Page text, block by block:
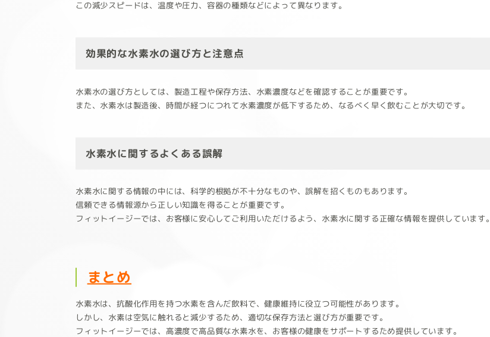
この減少スピードは、温度や圧力、容器の種類などによって異なります。
効果的な水素水の選び方と注意点
水素水の選び方としては、製造工程や保存方法、水素濃度などを確認することが重要です。
また、水素水は製造後、時間が経つにつれて水素濃度が低下するため、なるべく早く飲むことが大切です。
水素水に関するよくある誤解
水素水に関する情報の中には、科学的根拠が不十分なものや、誤解を招くものもあります。
信頼できる情報源から正しい知識を得ることが重要です。
フィットイージーでは、お客様に安心してご利用いただけるよう、水素水に関する正確な情報を提供しています。
まとめ
水素水は、抗酸化作用を持つ水素を含んだ飲料で、健康維持に役立つ可能性があります。
しかし、水素は空気に触れると減少するため、適切な保存方法と選び方が重要です。
フィットイージーでは、高濃度で高品質な水素水を、お客様の健康をサポートするため提供しています。